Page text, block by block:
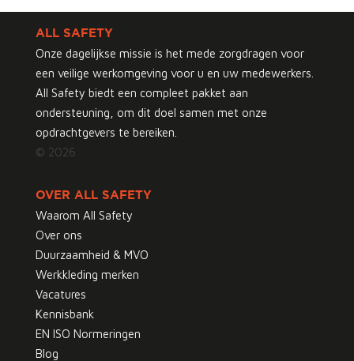
ALL SAFETY
Onze dagelijkse missie is het mede zorgdragen voor
een veilige werkomgeving voor u en uw medewerkers.
All Safety biedt een compleet pakket aan
ondersteuning, om dit doel samen met onze
opdrachtgevers te bereiken.
© 2026
OVER ALL SAFETY
Waarom All Safety
Over ons
Duurzaamheid & MVO
Werkkleding merken
Vacatures
Kennisbank
EN ISO Normeringen
Blog